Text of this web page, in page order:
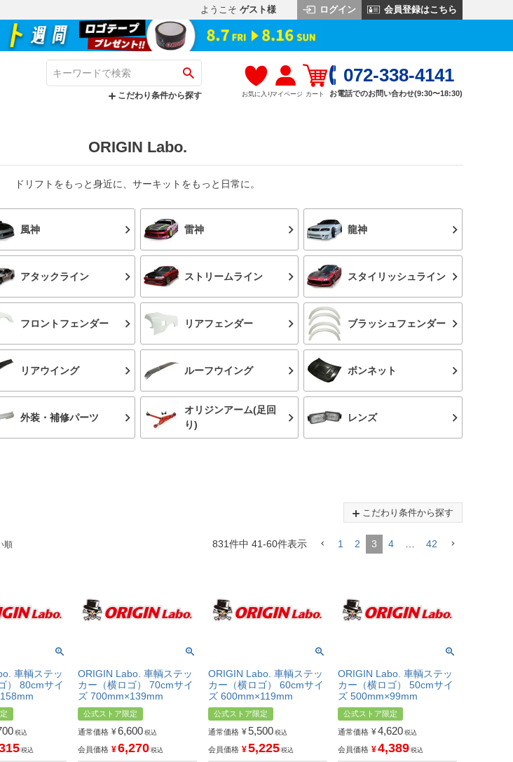
ようこそ ゲスト様 ログイン 会員登録はこちら
こだわり条件から探す お気に入りマイページ カート
072-338-4141
お電話でのお問い合わせ(9:30〜18:30)
ORIGIN Labo.
ドリフトをもっと身近に、サーキットをもっと日常に。
風神 雷神 龍神
アタックライン ストリームライン スタイリッシュライン
フロントフェンダー リアフェンダー ブラッシュフェンダー
リアウイング ルーフウイング ボンネット
外装・補修パーツ
オリジンアーム(足回
り)
レンズ
こだわり条件から探す
順 831件中 41-60件表示 1 2 3 4 … 42
車輌ステッ
） 80cmサイ
税込
税込
ORIGIN Labo. 車輌ステッ
カー（横ロゴ） 70cmサイ
ズ 700mm×139mm
公式ストア限定
通常価格 ¥6,600 税込
会員価格 ¥6,270 税込
ORIGIN Labo. 車輌ステッ
カー（横ロゴ） 60cmサイ
ズ 600mm×119mm
公式ストア限定
通常価格 ¥5,500 税込
会員価格 ¥5,225 税込
ORIGIN Labo. 車輌ステッ
カー（横ロゴ） 50cmサイ
ズ 500mm×99mm
公式ストア限定
通常価格 ¥4,620 税込
会員価格 ¥4,389 税込